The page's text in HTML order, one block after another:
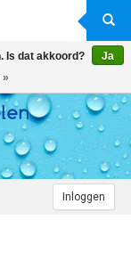
Inloggen
Is dat akkoord?
Ja
»